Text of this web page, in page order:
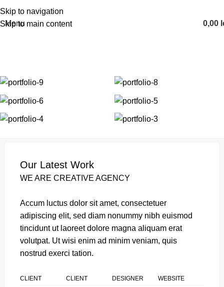
Skip to navigation
Skip to main content
Menu 0,00
Our Latest Work
WE ARE CREATIVE AGENCY
Accum luctus dolor sit amet, consectetuer
adipiscing elit, sed diam nonummy nibh euismod
tincidunt ut laoreet dolore magna aliquam erat
volutpat. Ut wisi enim ad minim veniam, quis
nostrud exerci tation.
CLIENT CLIENT DESIGNER WEBSITE